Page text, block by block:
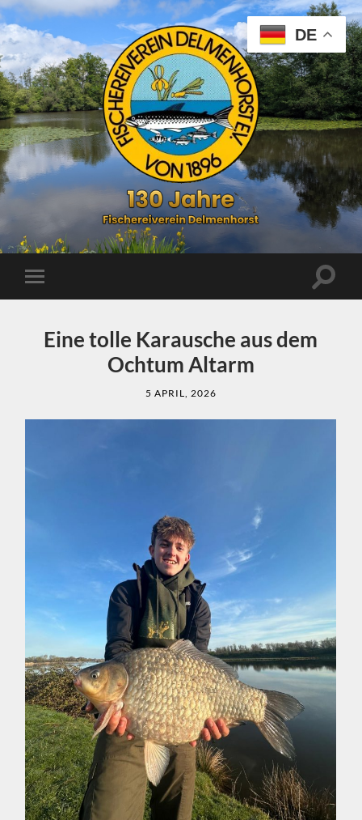
Fischereiverein
Delmenhorst
e.
Mobile-
Menü
Eine tolle Karausche aus dem
Ochtum Altarm
5 APRIL, 2026
DE